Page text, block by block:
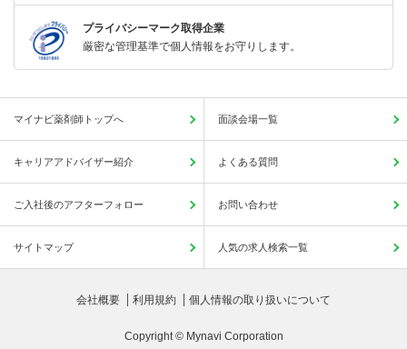
プライバシーマーク取得企業
厳密な管理基準で個人情報をお守りします。
マイナビ薬剤師トップへ 面談会場一覧
キャリアアドバイザー紹介 よくある質問
ご入社後のアフターフォロー お問い合わせ
サイトマップ 人気の求人検索一覧
会社概要 利用規約 個人情報の取り扱いについて
Copyright © Mynavi Corporation